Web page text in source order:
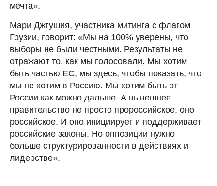
мечта».
Мари Джгушия, участника митинга с флагом
Грузии, говорит: «Мы на 100% уверены, что
выборы не были честными. Результаты не
отражают то, как мы голосовали. Мы хотим
быть частью ЕС, мы здесь, чтобы показать, что
мы не хотим в Россию. Мы хотим быть от
России как можно дальше. А нынешнее
правительство не просто пророссийское, оно
российское. И оно инициирует и поддерживает
российские законы. Но оппозиции нужно
больше структурированности в действиях и
лидерстве».